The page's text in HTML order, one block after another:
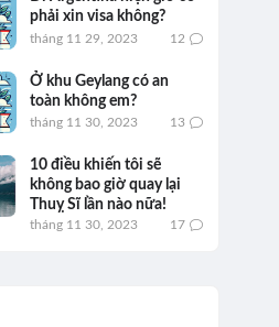
phải xin visa không?
tháng 11 29, 2023 12
Ở khu Geylang có an
toàn không em?
tháng 11 30, 2023 13
10 điều khiến tôi sẽ
không bao giờ quay lại
Thuỵ Sĩ lần nào nữa!
tháng 11 30, 2023 17